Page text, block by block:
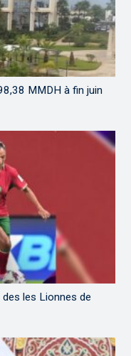
MMDH à fin juin
les Lionnes de